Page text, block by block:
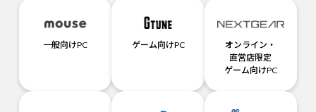
一般向けPC ゲーム向けPC
オンライン・
直営店限定
ゲーム向けPC